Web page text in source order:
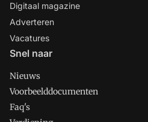
Digitaal magazine
Adverteren
Vacatures
Snel naar
Nieuws
Voorbeelddocumenten
Faq's